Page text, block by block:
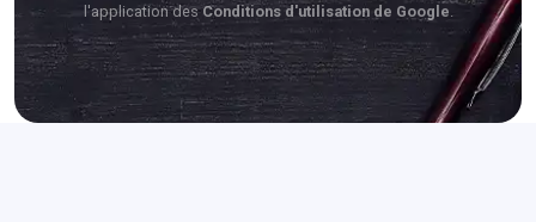
l'application desConditions d'utilisation de Google